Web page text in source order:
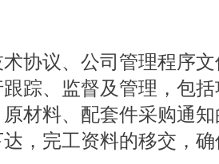
协议、公司管理程序
踪、监督及管理，包
材料、配套件采购通
，完工资料的移交，